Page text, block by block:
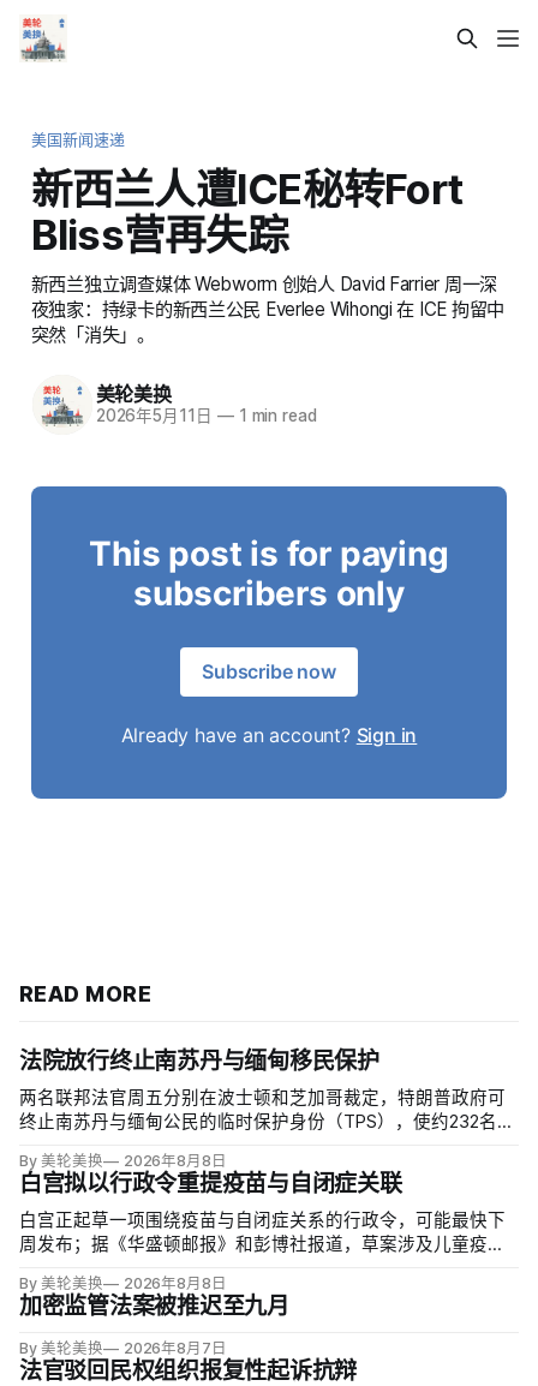
美国新闻速递
新西兰人遭ICE秘转Fort
Bliss营再失踪
新西兰独立调查媒体 Webworm 创始人 David Farrier 周一深
夜独家：持绿卡的新西兰公民 Everlee Wihongi 在 ICE 拘留中
突然「消失」。
美轮美换
2026年5月11日 —1 min read
This post is for paying
subscribers only
Subscribe now
Already have an account? Sign in
READ MORE
法院放行终止南苏丹与缅甸移民保护
两名联邦法官周五分别在波士顿和芝加哥裁定，特朗普政府可
终止南苏丹与缅甸公民的临时保护身份（TPS），使约232名南
障。两国分别因长期武装冲突及2021年军事政变后动荡而获指
定；国土安全部去年11月决定取消保护。
By 美轮美换 2026年8月8日
白宫拟以行政令重提疫苗与自闭症关联
白宫正起草一项围绕疫苗与自闭症关系的行政令，可能最快下
周发布；据《华盛顿邮报》和彭博社报道，草案涉及儿童疫苗
项覆盖全球数百万儿童的高质量研究均未发现儿童疫苗导致自
闭症，相关说法源自一项后来撤稿的欺诈性研究，作者也被吊
销执照。
By 美轮美换 2026年8月8日
加密监管法案被推迟至九月
By 美轮美换 2026年8月7日
法官驳回民权组织报复性起诉抗辩